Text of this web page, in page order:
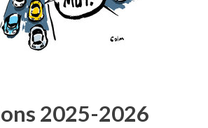
2025-2026